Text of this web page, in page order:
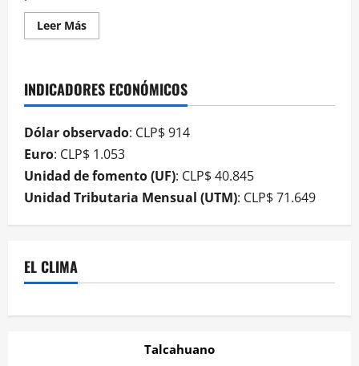
Leer Más
INDICADORES ECONÓMICOS
Dólar observado: CLP$ 914
Euro: CLP$ 1.053
Unidad de fomento (UF): CLP$ 40.845
Unidad Tributaria Mensual (UTM): CLP$ 71.649
EL CLIMA
Talcahuano